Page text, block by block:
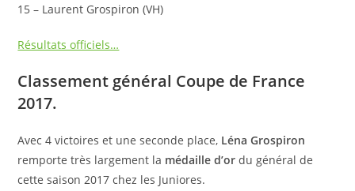
15 – Laurent Grospiron (VH)
Résultats officiels…
Classement général Coupe de France
2017.
Avec 4 victoires et une seconde place, Léna Grospiron
remporte très largement la médaille d’or du général de
cette saison 2017 chez les Juniores.